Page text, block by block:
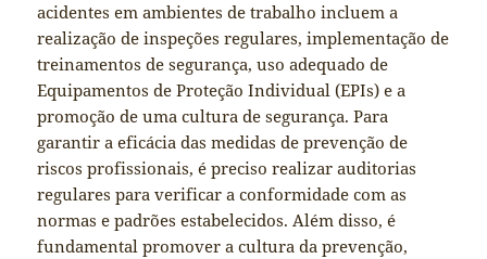
acidentes em ambientes de trabalho incluem a
realização de inspeções regulares, implementação de
treinamentos de segurança, uso adequado de
Equipamentos de Proteção Individual (EPIs) e a
promoção de uma cultura de segurança. Para
garantir a eficácia das medidas de prevenção de
riscos profissionais, é preciso realizar auditorias
regulares para verificar a conformidade com as
normas e padrões estabelecidos. Além disso, é
fundamental promover a cultura da prevenção,